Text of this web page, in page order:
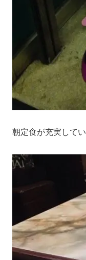
朝定食が充実して